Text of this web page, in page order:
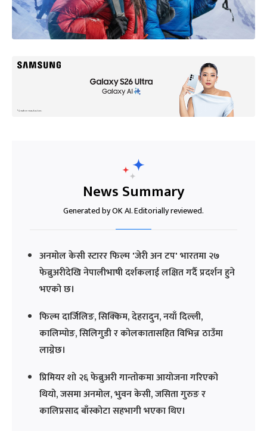
News Summary
Generated by OK AI. Editorially reviewed.
अनमोल केसी स्टारर फिल्म 'जेरी अन टप' भारतमा २७
फेब्रुअरीदेखि नेपालीभाषी दर्शकलाई लक्षित गर्दै प्रदर्शन हुने
भएको छ।
फिल्म दार्जिलिङ, सिक्किम, देहरादुन, नयाँ दिल्ली,
कालिम्पोङ, सिलिगुडी र कोलकातासहित विभिन्न ठाउँमा
लाग्नेछ।
प्रिमियर शो २६ फेब्रुअरी गान्तोकमा आयोजना गरिएको
थियो, जसमा अनमोल, भुवन केसी, जसिता गुरुङ र
कालिप्रसाद बाँस्कोटा सहभागी भएका थिए।